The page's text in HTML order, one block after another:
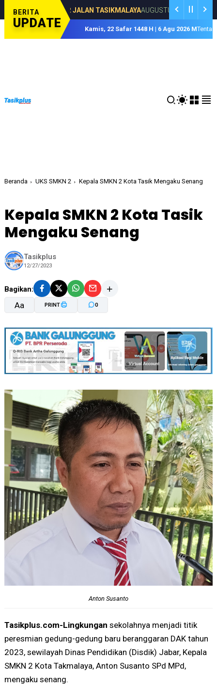
BERITA
UPDATE
JALAN TASIKMALAYAAUGUSTUS 03, 2026 Arjuna
Kamis, 22 Safar 1448 H | 6 Agu 2026 M
Beranda UKS SMKN 2 Kepala SMKN 2 Kota Tasik Mengaku Senang
Kepala SMKN 2 Kota Tasik
Mengaku Senang
Tasikplus
12/27/2023
Bagikan:
Aa
A-
PRINT 0
Anton Susanto
Tasikplus.com-Lingkungan sekolahnya menjadi titik
peresmian gedung-gedung baru beranggaran DAK tahun
2023, sewilayah Dinas Pendidikan (Disdik) Jabar, Kepala
SMKN 2 Kota Takmalaya, Anton Susanto SPd MPd,
mengaku senang.